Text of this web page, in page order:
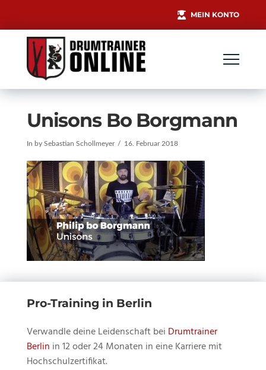
MEIN KONTO
Unisons Bo Borgmann
In by Sebastian Schollmeyer 16. Februar 2018
Pro-Training in Berlin
Verwandle deine Leidenschaft bei Drumtrainer
Berlin in 12 oder 24 Monaten in eine Karriere mit
Hochschulzertifikat.